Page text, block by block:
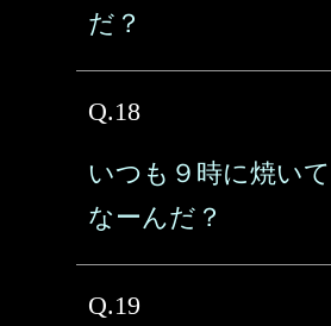
だ？
Q.18
いつも９時に焼いて
なーんだ？
Q.19